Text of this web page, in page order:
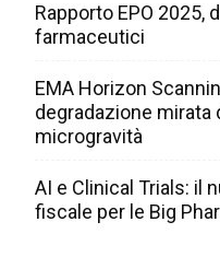
Rapporto EPO
farmaceutici
EMA Horizon
degradazione mirata
microgravità
AI e Clinical Trials: il
fiscale per le Big